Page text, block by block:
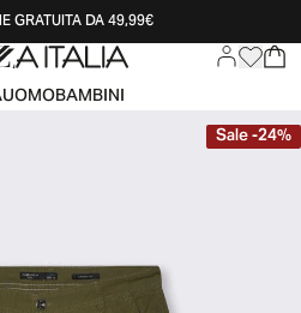
GRATUITA DA 49,99€
UOMOBAMBINI
Sale-24%